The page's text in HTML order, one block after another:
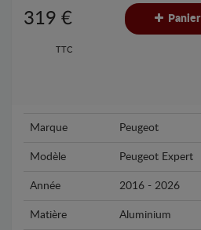
319 €
TTC
Panier
Marque Peugeot
Modèle Peugeot Expert
Année 2016 - 2026
Matière Aluminium